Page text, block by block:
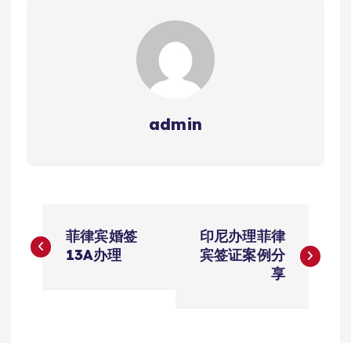
admin
章
菲律宾婚签
13A办理
印尼办理菲律
宾签证案例分
享